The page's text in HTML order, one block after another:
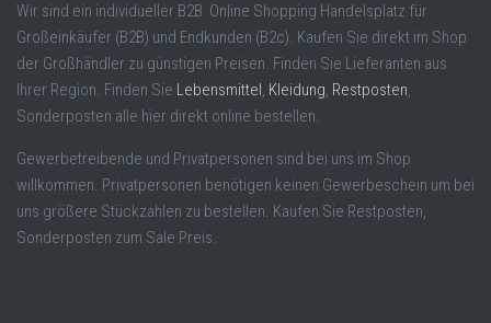
Wir sind ein individueller B2B Online Shopping Handelsplatz für
Großeinkäufer (B2B) und Endkunden (B2c). Kaufen Sie direkt im Shop
der Großhändler zu günstigen Preisen. Finden Sie Lieferanten aus
Ihrer Region. Finden Sie Lebensmittel , Kleidung, Restposten,
Sonderposten alle hier direkt online bestellen.
Gewerbetreibende und Privatpersonen sind bei uns im Shop
willkommen. Privatpersonen benötigen keinen Gewerbeschein um bei
uns größere Stückzahlen zu bestellen. Kaufen Sie Restposten,
Sonderposten zum Sale Preis.